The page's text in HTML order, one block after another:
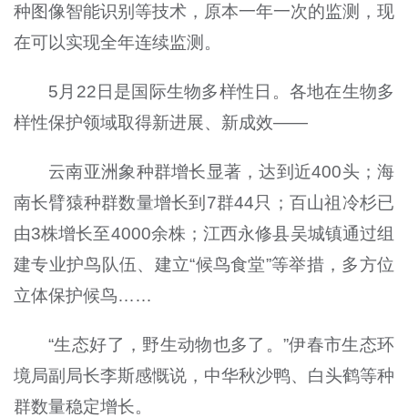
种图像智能识别等技术，原本一年一次的监测，现
在可以实现全年连续监测。
5月22日是国际生物多样性日。各地在生物多
样性保护领域取得新进展、新成效——
云南亚洲象种群增长显著，达到近400头；海
南长臂猿种群数量增长到7群44只；百山祖冷杉已
由3株增长至4000余株；江西永修县吴城镇通过组
建专业护鸟队伍、建立“候鸟食堂”等举措，多方位
立体保护候鸟……
“生态好了，野生动物也多了。”伊春市生态环
境局副局长李斯感慨说，中华秋沙鸭、白头鹤等种
群数量稳定增长。